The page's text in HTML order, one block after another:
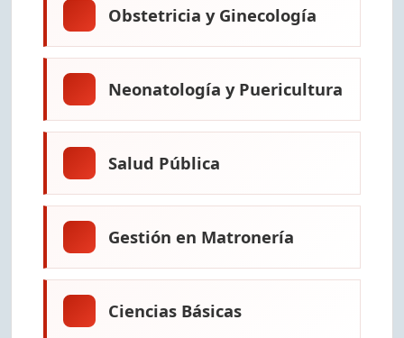
Obstetricia y Ginecología
Neonatología y Puericultura
Salud Pública
Gestión en Matronería
Ciencias Básicas